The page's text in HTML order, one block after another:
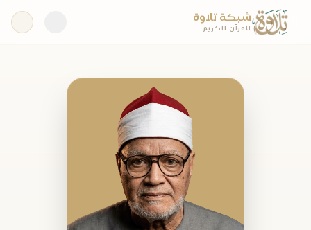
شبكة تلاوة
للقرآن الكريم